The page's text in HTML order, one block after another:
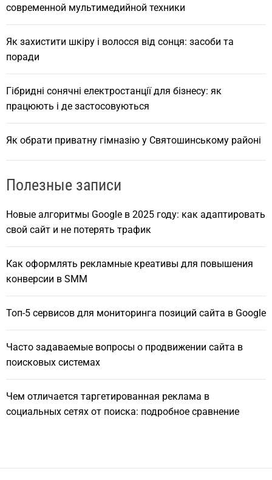
современной мультимедийной техники
Як захистити шкіру і волосся від сонця: засоби та
поради
Гібридні сонячні електростанції для бізнесу: як
працюють і де застосовуються
Як обрати приватну гімназію у Святошинському районі
Полезные записи
Новые алгоритмы Google в 2025 году: как адаптировать
свой сайт и не потерять трафик
Как оформлять рекламные креативы для повышения
конверсии в SMM
Топ-5 сервисов для мониторинга позиций сайта в Google
Часто задаваемые вопросы о продвижении сайта в
поисковых системах
Чем отличается таргетированная реклама в
социальных сетях от поиска: подробное сравнение